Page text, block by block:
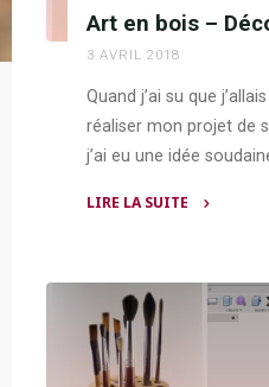
Art en bois –
3 AVRIL 2018
Quand j’ai su que
réaliser mon projet de
j’ai eu une idée
LIRE LA SUITE
bois
Découpe
laser"